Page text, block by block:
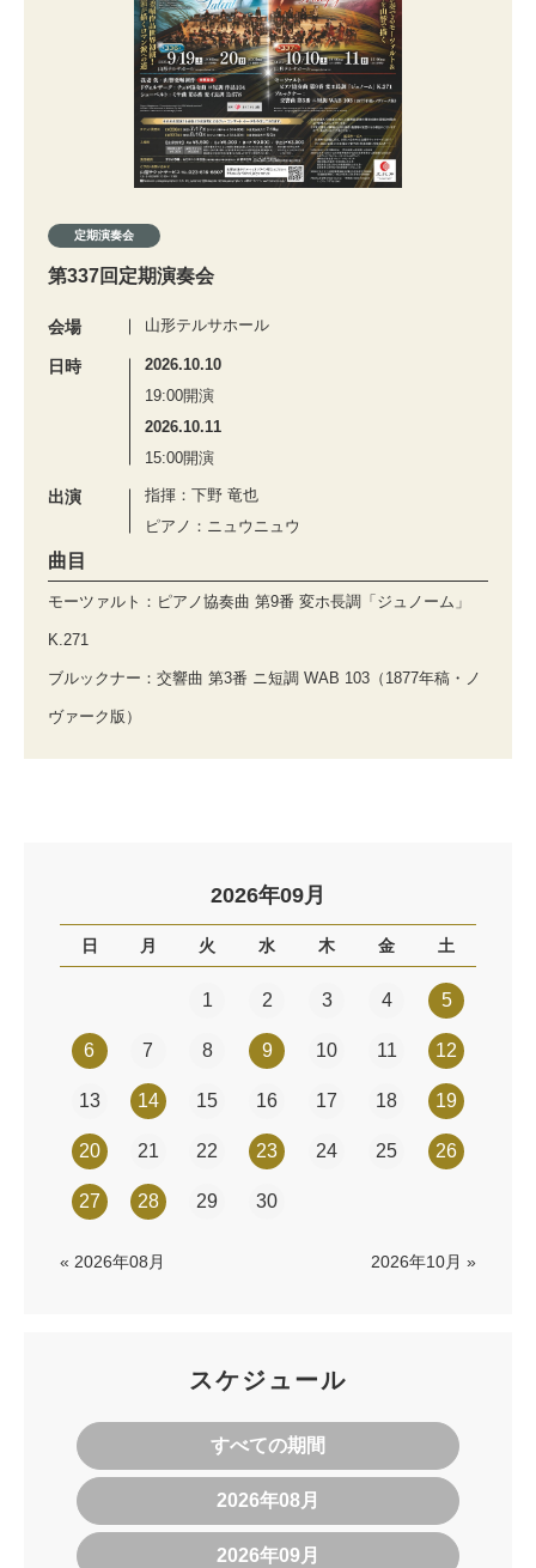
定期演奏会
第337回定期演奏会
会場 山形テルサホール
日時
2026.10.10
19:00開演
2026.10.11
15:00開演
出演
指揮：下野 竜也
ピアノ：ニュウニュウ
曲目
モーツァルト：ピアノ協奏曲 第9番 変ホ長調「ジュノーム」
K.271
ブルックナー：交響曲 第3番 ニ短調 WAB 103（1877年稿・ノ
ヴァーク版）
2026年09月
日 月 火 水 木 金 土
1 2 3 4 5
6 7 8 9 10 11 12
13 14 15 16 17 18 19
20 21 22 23 24 25 26
27 28 29 30
« 2026年08月 2026年10月 »
スケジュール
すべての期間
2026年08月
2026年09月